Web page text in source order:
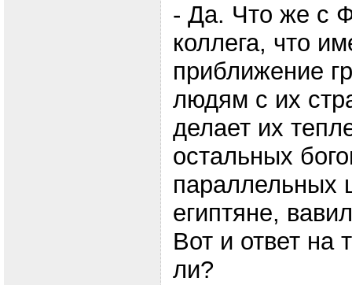
- Да. Что же с
коллега, что
приближение
людям с их
делает их
остальных
параллельных
египтяне,
Вот и ответ на
ли?